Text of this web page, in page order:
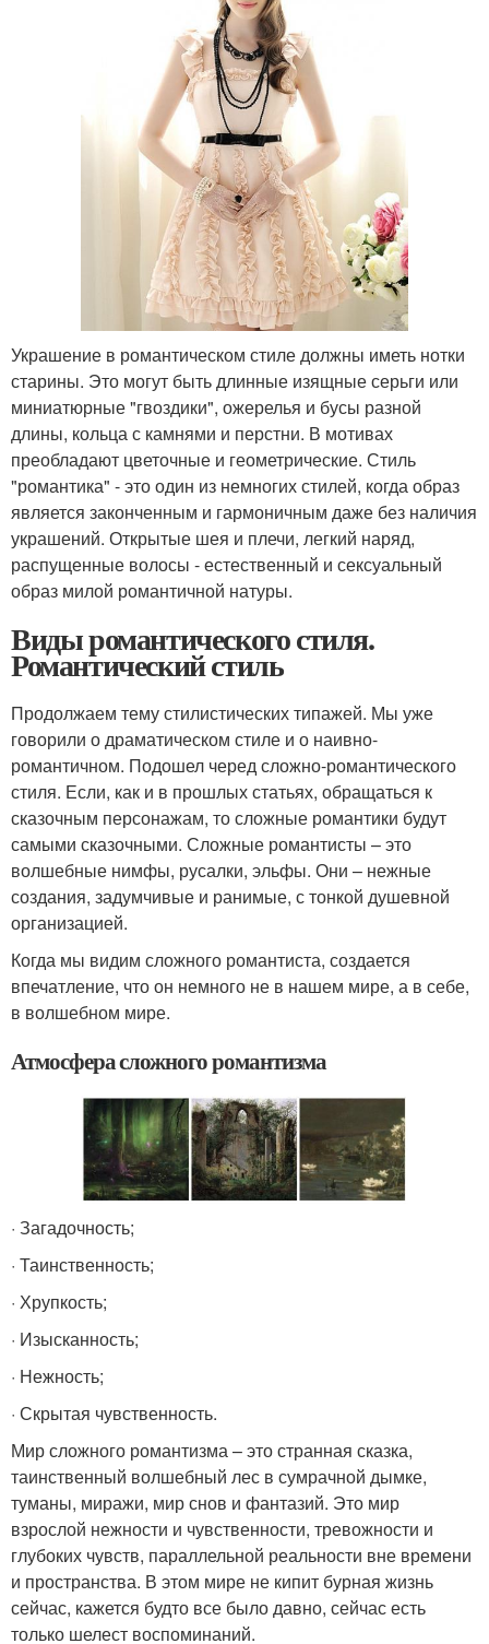
Украшение в романтическом стиле должны иметь нотки
старины. Это могут быть длинные изящные серьги или
миниатюрные "гвоздики", ожерелья и бусы разной
длины, кольца с камнями и перстни. В мотивах
преобладают цветочные и геометрические. Стиль
"романтика" - это один из немногих стилей, когда образ
является законченным и гармоничным даже без наличия
украшений. Открытые шея и плечи, легкий наряд,
распущенные волосы - естественный и сексуальный
образ милой романтичной натуры.
Виды романтического стиля.
Романтический стиль
Продолжаем тему стилистических типажей. Мы уже
говорили о драматическом стиле и о наивно-
романтичном. Подошел черед сложно-романтического
стиля. Если, как и в прошлых статьях, обращаться к
сказочным персонажам, то сложные романтики будут
самыми сказочными. Сложные романтисты – это
волшебные нимфы, русалки, эльфы. Они – нежные
создания, задумчивые и ранимые, с тонкой душевной
организацией.
Когда мы видим сложного романтиста, создается
впечатление, что он немного не в нашем мире, а в себе,
в волшебном мире.
Атмосфера сложного романтизма
· Загадочность;
· Таинственность;
· Хрупкость;
· Изысканность;
· Нежность;
· Скрытая чувственность.
Мир сложного романтизма – это странная сказка,
таинственный волшебный лес в сумрачной дымке,
туманы, миражи, мир снов и фантазий. Это мир
взрослой нежности и чувственности, тревожности и
глубоких чувств, параллельной реальности вне времени
и пространства. В этом мире не кипит бурная жизнь
сейчас, кажется будто все было давно, сейчас есть
только шелест воспоминаний.